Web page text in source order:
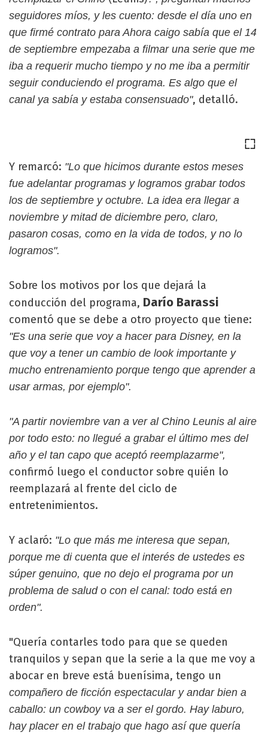
seguidores míos, y les cuento: desde el día uno en
que firmé contrato para Ahora caigo sabía que el 14
de septiembre empezaba a filmar una serie que me
iba a requerir mucho tiempo y no me iba a permitir
seguir conduciendo el programa. Es algo que el
canal ya sabía y estaba consensuado", detalló.
Y remarcó: "Lo que hicimos durante estos meses
fue adelantar programas y logramos grabar todos
los de septiembre y octubre. La idea era llegar a
noviembre y mitad de diciembre pero, claro,
pasaron cosas, como en la vida de todos, y no lo
logramos".
Sobre los motivos por los que dejará la
conducción del programa, Darío Barassi
comentó que se debe a otro proyecto que tiene:
"Es una serie que voy a hacer para Disney, en la
que voy a tener un cambio de look importante y
mucho entrenamiento porque tengo que aprender a
usar armas, por ejemplo".
"A partir noviembre van a ver al Chino Leunis al aire
por todo esto: no llegué a grabar el último mes del
año y el tan capo que aceptó reemplazarme",
confirmó luego el conductor sobre quién lo
reemplazará al frente del ciclo de
entretenimientos.
Y aclaró: "Lo que más me interesa que sepan,
porque me di cuenta que el interés de ustedes es
súper genuino, que no dejo el programa por un
problema de salud o con el canal: todo está en
orden".
"Quería contarles todo para que se queden
tranquilos y sepan que la serie a la que me voy a
abocar en breve está buenísima, tengo un
compañero de ficción espectacular y andar bien a
caballo: un cowboy va a ser el gordo. Hay laburo,
hay placer en el trabajo que hago así que quería